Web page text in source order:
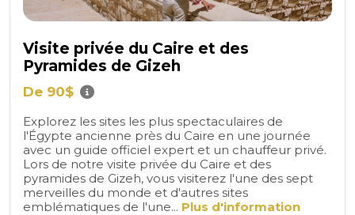
Visite privée du Caire et des
Pyramides de Gizeh
De 90$
Explorez les sites les plus spectaculaires de
l'Égypte ancienne près du Caire en une journée
avec un guide officiel expert et un chauffeur privé.
Lors de notre visite privée du Caire et des
pyramides de Gizeh, vous visiterez l'une des sept
merveilles du monde et d'autres sites
emblématiques de l'une... Plus d'information